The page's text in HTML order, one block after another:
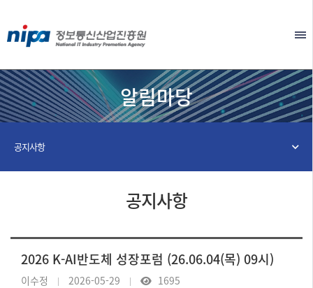
알림마당
공지사항
공지사항
2026 K-AI반도체 성장포럼 (26.06.04(목) 09시)
이수정 2026-05-29 1695